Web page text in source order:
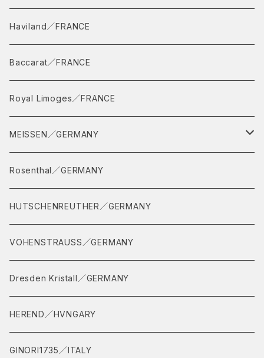
Haviland／FRANCE
Baccarat／FRANCE
Royal Limoges／FRANCE
MEISSEN／GERMANY
イヤープレート
ティーセット
インドの華
Rosenthal／GERMANY
HUTSCHENREUTHER／GERMANY
VOHENSTRAUSS／GERMANY
Dresden Kristall／GERMANY
HEREND／HVNGARY
GINORI1735／ITALY